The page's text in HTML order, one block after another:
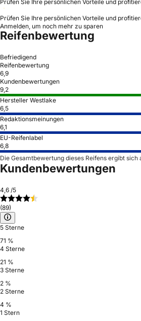
Prüfen Sie Ihre persönlichen Vorteile und
Prüfen Sie Ihre persönlichen Vorteile und
Anmelden, um noch mehr zu sparen
Reifenbewertung
Befriedigend
Reifenbewertung
6,9
Kundenbewertungen
9,2
Hersteller Westlake
6,5
Redaktionsmeinungen
6,1
EU-Reifenlabel
6,8
Die Gesamtbewertung dieses Reifens ergibt
Kundenbewertungen
4,6 /5
(89)
5 Sterne
71 %
4 Sterne
21 %
3 Sterne
2 %
2 Sterne
4 %
1 Stern